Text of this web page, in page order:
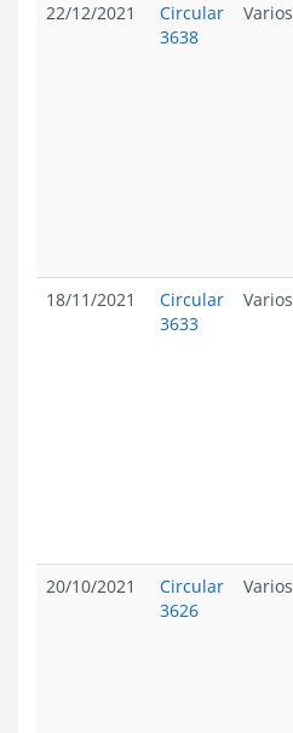
22/12/2021
Circular
3638
Varios
18/11/2021
Circular
3633
Varios
20/10/2021
Circular
3626
Varios